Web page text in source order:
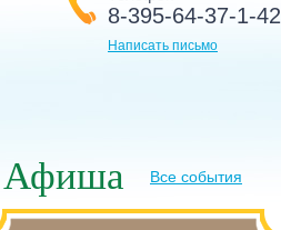
8-395-64-37-1-42
Написать письмо
Афиша Все события